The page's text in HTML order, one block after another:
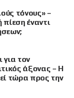
τόνους» –
έναντι
για τον
άξονας – Η
τώρα προς την